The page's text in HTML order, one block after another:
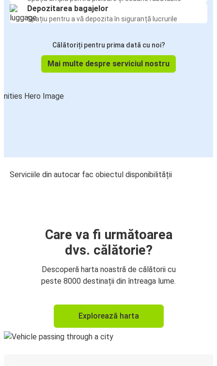
Depozitarea bagajelor
Spațiu pentru a vă depozita în siguranță lucrurile
Călătoriți pentru prima dată cu noi?
Mai multe despre serviciul nostru
Serviciile din autocar fac obiectul disponibilității
Care va fi următoarea
dvs. călătorie?
Descoperă harta noastră de călătorii cu
peste 8000 destinații din întreaga lume.
Explorează harta